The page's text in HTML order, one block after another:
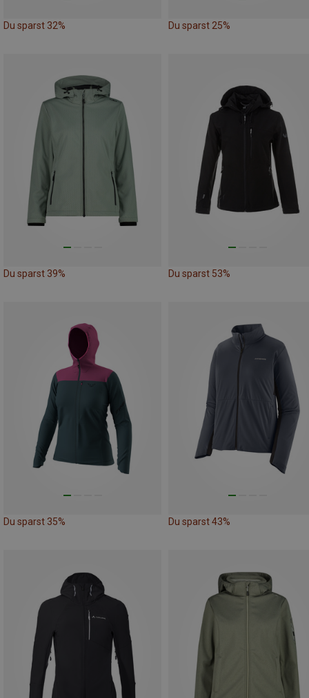
Du sparst 32% Du sparst 25%
Du sparst 39% Du sparst 53%
Du sparst 35% Du sparst 43%